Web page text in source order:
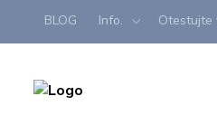
BLOG Info. Otestujte